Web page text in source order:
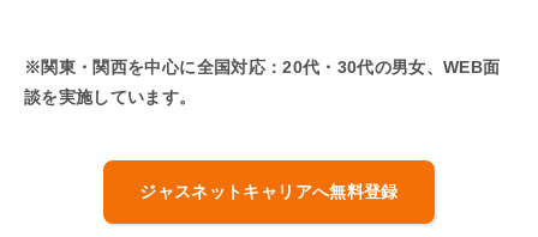
※関東・関西を中心に全国対応：20代・30代の男女、WEB面
談を実施しています。
ジャスネットキャリアへ無料登録